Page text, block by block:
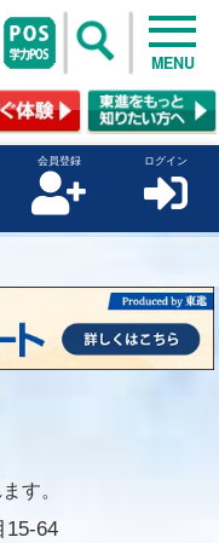
MENU
会員登録 ログイン
す。
15-64